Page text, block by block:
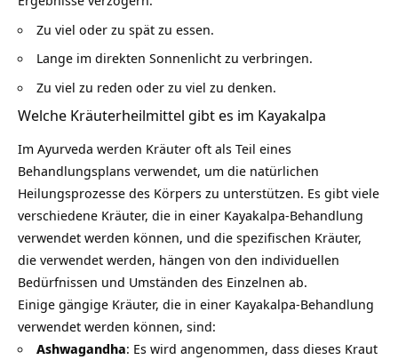
Zu viel oder zu spät zu essen.
Lange im direkten Sonnenlicht zu verbringen.
Zu viel zu reden oder zu viel zu denken.
Welche Kräuterheilmittel gibt es im Kayakalpa
Im Ayurveda werden Kräuter oft als Teil eines
Behandlungsplans verwendet, um die natürlichen
Heilungsprozesse des Körpers zu unterstützen. Es gibt viele
verschiedene Kräuter, die in einer Kayakalpa-Behandlung
verwendet werden können, und die spezifischen Kräuter,
die verwendet werden, hängen von den individuellen
Bedürfnissen und Umständen des Einzelnen ab.
Einige gängige Kräuter, die in einer Kayakalpa-Behandlung
verwendet werden können, sind:
Ashwagandha: Es wird angenommen, dass dieses Kraut